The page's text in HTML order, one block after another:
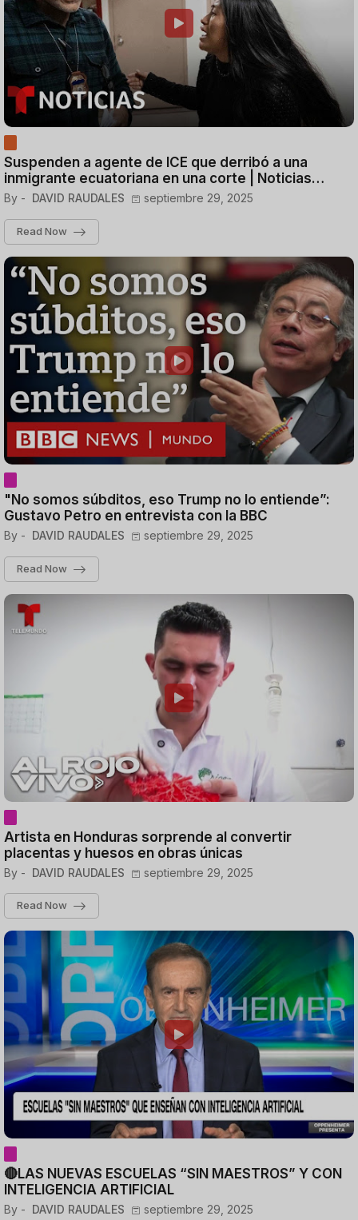
Suspenden a agente de ICE que derribó a una
inmigrante ecuatoriana en una corte | Noticias
Telemundo
By - DAVID RAUDALES septiembre 29, 2025
Read Now
"No somos súbditos, eso Trump no lo entiende”:
Gustavo Petro en entrevista con la BBC
By - DAVID RAUDALES septiembre 29, 2025
Read Now
Artista en Honduras sorprende al convertir
placentas y huesos en obras únicas
By - DAVID RAUDALES septiembre 29, 2025
Read Now
🔴LAS NUEVAS ESCUELAS “SIN MAESTROS” Y CON
INTELIGENCIA ARTIFICIAL
By - DAVID RAUDALES septiembre 29, 2025